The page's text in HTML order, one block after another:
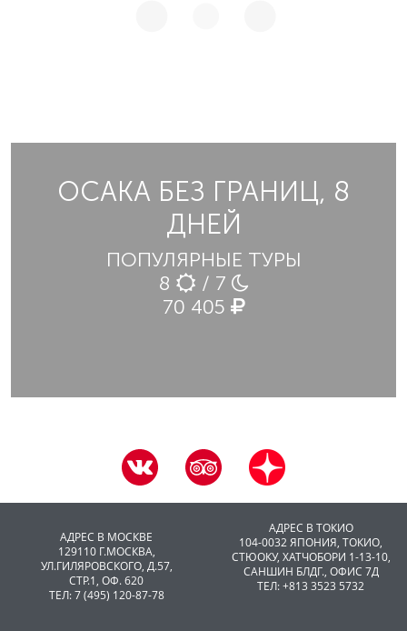
ОСАКА БЕЗ ГРАНИЦ, 8
ДНЕЙ
ПОПУЛЯРНЫЕ ТУРЫ
8
/ 7
70 405
АДРЕС В МОСКВЕ
129110 Г.МОСКВА,
УЛ.ГИЛЯРОВСКОГО, Д.57,
СТР.1, ОФ. 620
ТЕЛ: 7 (495) 120-87-78
АДРЕС В ТОКИО
104-0032 ЯПОНИЯ, ТОКИО,
CТЮОКУ, ХАТЧОБОРИ 1-13-10,
САНШИН БЛДГ., ОФИС 7Д
ТЕЛ: +813 3523 5732